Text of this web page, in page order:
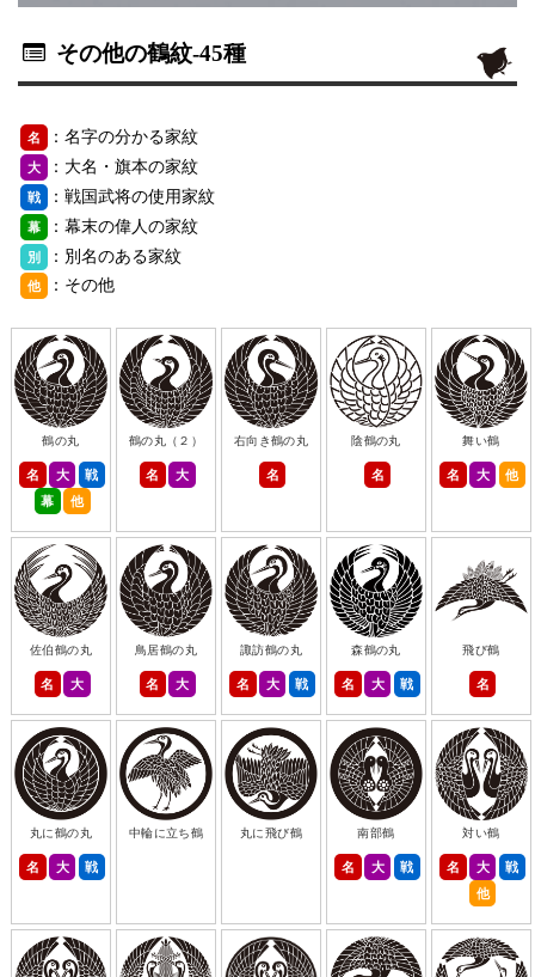
その他の鶴紋-45種
名 ：名字の分かる家紋
大 ：大名・旗本の家紋
戦 ：戦国武将の使用家紋
幕 ：幕末の偉人の家紋
別 ：別名のある家紋
他 ：その他
鶴の丸
名 大
戦
幕
他
鶴の丸（２）
名 大
右向き鶴の丸
名
陰鶴の丸
名
舞い鶴
名 大 他
佐伯鶴の丸
名 大
鳥居鶴の丸
名 大
諏訪鶴の丸
名 大 戦
森鶴の丸
名 大 戦
飛び鶴
名
丸に鶴の丸
名 大 戦
中輪に立ち鶴 丸に飛び鶴 南部鶴
名 大 戦
対い鶴
名 大
戦
他